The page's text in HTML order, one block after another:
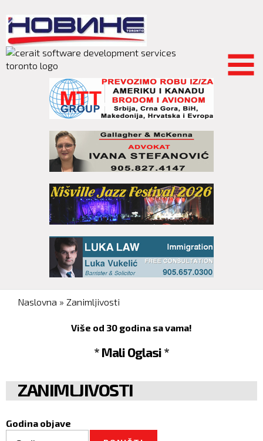
main
content
You are here
Naslovna » Zanimljivosti
Više od 30 godina sa vama!
* Mali Oglasi *
ZANIMLJIVOSTI
Godina objave